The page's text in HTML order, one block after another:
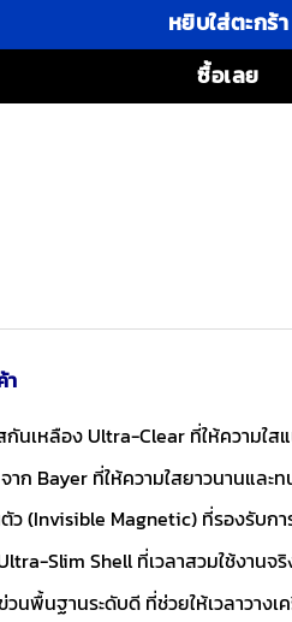
หยิบใส่ตะกร้า
ซื้อเลย
กันเหลือง Ultra-Clear ที่ให้ความใ
าก Bayer ที่ให้ความใสยาวนานและ
ว (Invisible Magnetic) ที่รองรับก
Slim Shell ที่เวลาสวมใช้งานจ
นพื้นฐานระดับดี ที่ช่วยให้เวลาวางเ